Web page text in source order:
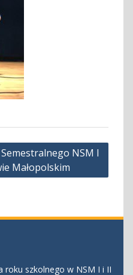
NSM I
Małopolskim
roku szkolnego w NSM I i II